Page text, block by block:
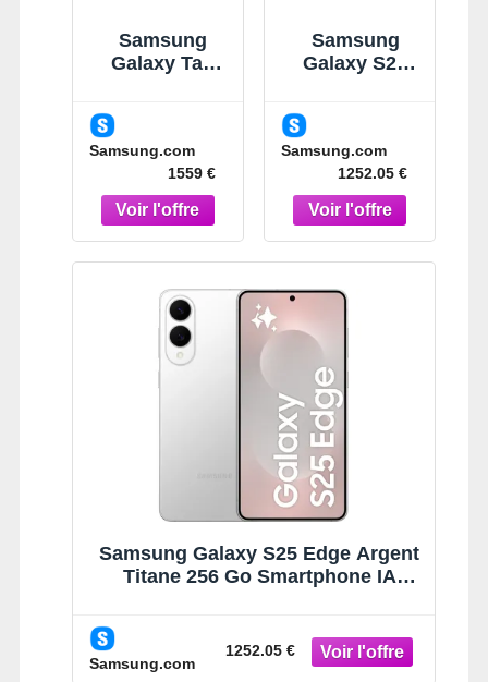
Samsung
Galaxy Tab
14,6" 512 Go
Wi-Fi Tablette
Gris
Samsung.com
1559 €
Samsung
Galaxy S25
Clair Titane
Smartphone
IA Bleu Clair
Titane
Samsung.com
1252.05 €
Samsung Galaxy S25 Edge Argent
Titane 256 Go Smartphone IA
Samsung.com
1252.05 €